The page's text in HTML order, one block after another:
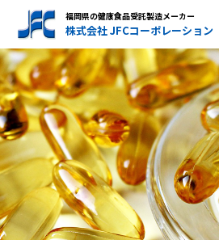
福岡県の健康食品受託製造メーカー
株式会社 JFCコーポレーション